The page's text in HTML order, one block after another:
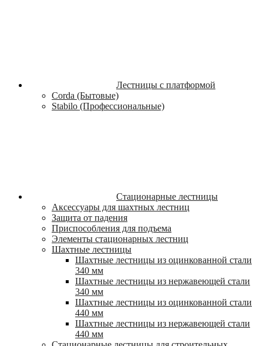
Лестницы с платформой
Corda (Бытовые)
Stabilo (Профессиональные)
Стационарные лестницы
Аксессуары для шахтных лестниц
Защита от падения
Приспособления для подъема
Элементы стационарных лестниц
Шахтные лестницы
Шахтные лестницы из оцинкованной стали
340 мм
Шахтные лестницы из нержавеющей стали
340 мм
Шахтные лестницы из оцинкованной стали
440 мм
Шахтные лестницы из нержавеющей стали
440 мм